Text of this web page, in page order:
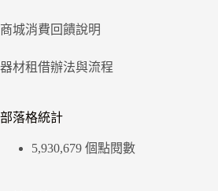
商城消費回饋說明
器材租借辦法與流程
部落格統計
5,930,679 個點閱數